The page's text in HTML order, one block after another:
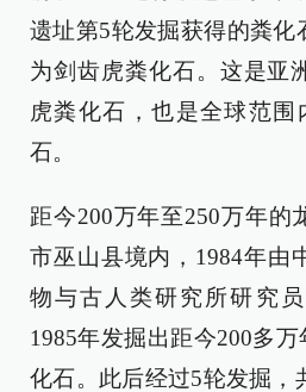
遗址第5轮发掘获得的粪化
为剑齿虎粪化石。这是亚
虎粪化石，也是全球范
石。
距今200万年至250万年的
市巫山县境内，1984年由
物与古人类研究所研究
1985年发掘出距今200多
化石。此后经过5轮发掘，